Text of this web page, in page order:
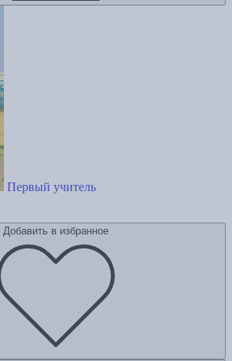
Первый учитель
Добавить в избранное